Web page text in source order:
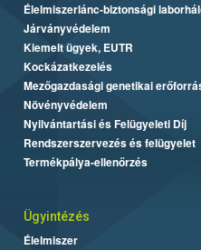
Élelmiszerlánc-biztonsági
Járványvédelem
Kiemelt ügyek, EUTR
Kockázatkezelés
Mezőgazdasági genetikai
Növényvédelem
Nyilvántartási és Felügyeleti Díj
Rendszerszervezés és felügyelet
Termékpálya-ellenőrzés
Ügyintézés
Élelmiszer